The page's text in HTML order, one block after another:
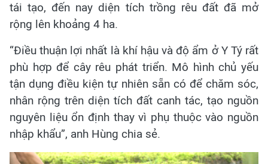
tái tạo, đến nay diện tích trồng rêu đất đã mở
rộng lên khoảng 4 ha.
“Điều thuận lợi nhất là khí hậu và độ ẩm ở Y Tý rất
phù hợp để cây rêu phát triển. Mô hình chủ yếu
tận dụng điều kiện tự nhiên sẵn có để chăm sóc,
nhân rộng trên diện tích đất canh tác, tạo nguồn
nguyên liệu ổn định thay vì phụ thuộc vào nguồn
nhập khẩu”, anh Hùng chia sẻ.